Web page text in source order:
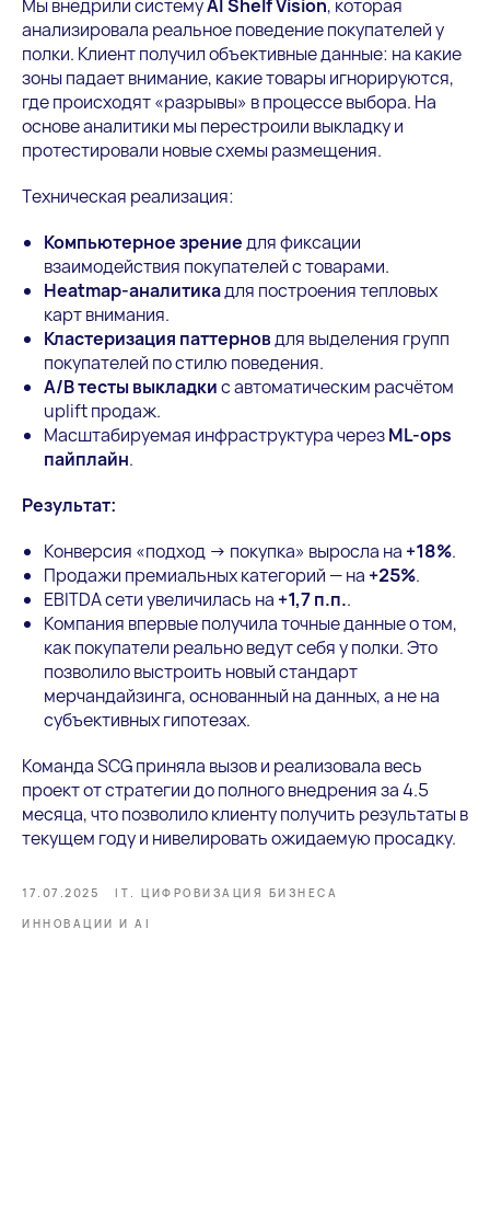
Мы внедрили системуAI Shelf Vision, которая
анализировала реальное поведение покупателей у
полки. Клиент получил объективные данные: на какие
зоны падает внимание, какие товары игнорируются,
где происходят «разрывы» в процессе выбора. На
основе аналитики мы перестроили выкладку и
протестировали новые схемы размещения.
Техническая реализация:
Компьютерное зрениедля фиксации
взаимодействия покупателей с товарами.
Heatmap-аналитикадля построения тепловых
карт внимания.
Кластеризация паттерновдля выделения групп
покупателей по стилю поведения.
A/B тесты выкладкис автоматическим расчётом
uplift продаж.
Масштабируемая инфраструктура черезML-ops
пайплайн.
Результат:
Конверсия «подход → покупка» выросла на +18%.
Продажи премиальных категорий — на +25%.
EBITDA сети увеличилась на +1,7 п.п..
Компания впервые получила точные данные о том,
как покупатели реально ведут себя у полки. Это
позволило выстроить новый стандарт
мерчандайзинга, основанный на данных, а не на
субъективных гипотезах.
Команда SCG приняла вызов и реализовала весь
проект от стратегии до полного внедрения за 4.5
месяца, что позволило клиенту получить результаты в
текущем году и нивелировать ожидаемую просадку.
17.07.2025
IT. ЦИФРОВИЗАЦИЯ БИЗНЕСА
ИННОВАЦИИ И AI